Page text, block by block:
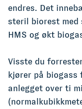
endres. Det
steril biorest med
HMS og økt
Visste du
kjører på biogass
anlegget over ti